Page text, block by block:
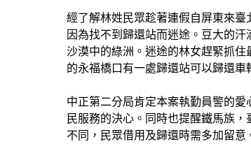
經了解林姓民眾趁著連假自屏東來
因為找不到歸還站而迷途。豆大的
沙漠中的綠洲。迷途的林女趕緊抓
的永福橋口有一處歸還站可以歸還
中正第二分局肯定本案執勤員警的
民服務的決心。同時也提醒鐵馬族
不同，民眾借用及歸還時需多加留意